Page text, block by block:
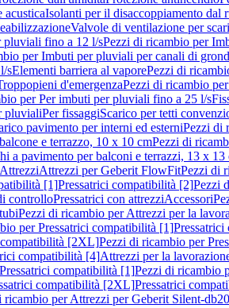
acusticaIsolanti per il disaccoppiamento dal
Valvole di ventilazione per
pluviali fino a 12 l/sPezzi di ricambio per
per Imbuti per pluviali per canali di
sElementi barriera al vaporePezzi di
d'emergenzaPezzi di ricambio
per Per imbuti per pluviali fino a 25 l/s
pluvialiPer fissaggiScarico per tetti
pavimento per interni ed esterniPezzi di
e terrazzo, 10 x 10 cmPezzi di
a pavimento per balconi e terrazzi, 13 x 13
AttrezziAttrezzi per Geberit FlowFitPezzi di
[1]Pressatrici compatibilità [2]Pezzi
controlloPressatrici con attrezziAccessori
Pezzi di ricambio per Attrezzi per la
per Pressatrici compatibilità [1]
compatibilità [2XL]Pezzi di ricambio per
compatibilità [4]Attrezzi per la
Pressatrici compatibilità [1]Pezzi di ricambio
compatibilità [2XL]Pressatrici
ricambio per Attrezzi per Geberit Silent-